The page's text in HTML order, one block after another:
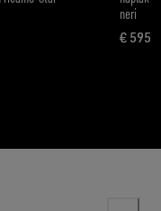
€ 530
neri
€ 595